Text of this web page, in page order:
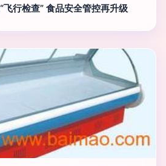
飞行检查” 食品安全管控再升级